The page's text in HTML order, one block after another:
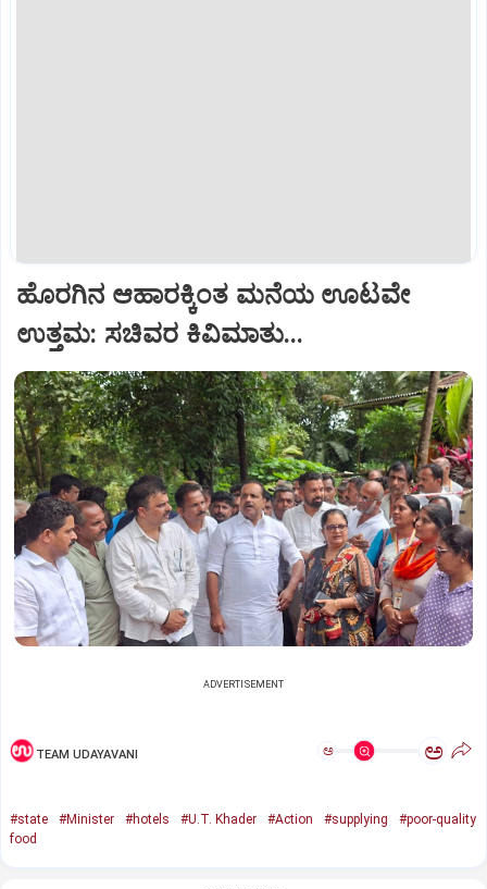
ಹೊರಗಿನ ಆಹಾರಕ್ಕಿಂತ ಮನೆಯ ಊಟವೇ
ಉತ್ತಮ: ಸಚಿವರ ಕಿವಿಮಾತು...
ADVERTISEMENT
TEAM UDAYAVANI ಅ ಅ
#state #Minister #hotels #U.T. Khader #Action #supplying
#poor-quality
food